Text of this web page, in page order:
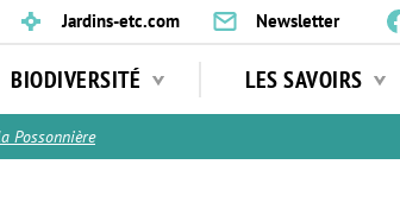
Jardins-etc.com Newsletter
BIODIVERSITÉ LES SAVOIRS
Possonnière